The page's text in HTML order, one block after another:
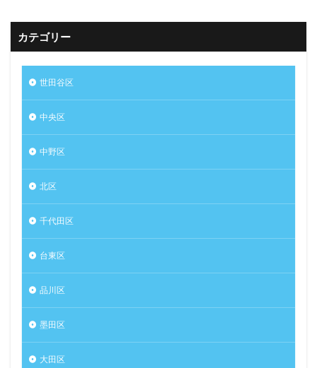
カテゴリー
世田谷区
中央区
中野区
北区
千代田区
台東区
品川区
墨田区
大田区